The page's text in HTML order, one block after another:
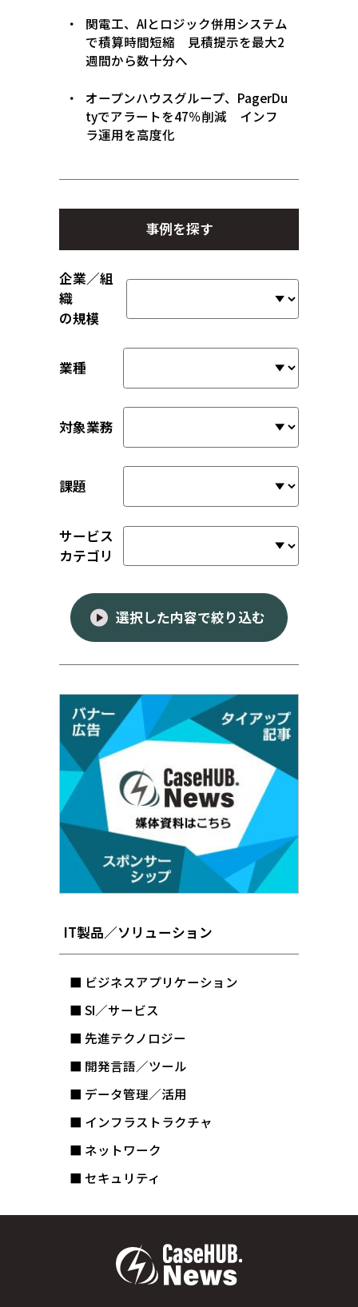
関電工、AIとロジック併用システム
で積算時間短縮 見積提示を最大2
週間から数十分へ
オープンハウスグループ、PagerDu
tyでアラートを47％削減 インフ
ラ運用を高度化
事例を探す
企業／組
織
の規模
業種
対象業務
課題
サービス
カテゴリ
選択した内容で絞り込む
IT製品／ソリューション
■ ビジネスアプリケーション
■ SI／サービス
■ 先進テクノロジー
■ 開発言語／ツール
■ データ管理／活用
■ インフラストラクチャ
■ ネットワーク
■ セキュリティ